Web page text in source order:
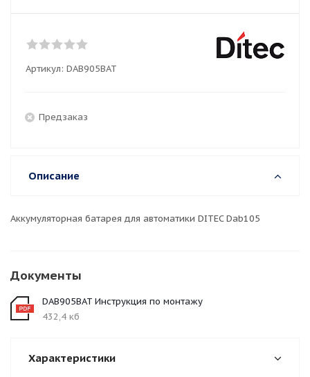
Артикул: DAB905BAT
Предзаказ
Описание
Аккумуляторная батарея для автоматики DITEC Dab105
Документы
DAB905BAT Инструкция по монтажу
432,4 кб
Характеристики